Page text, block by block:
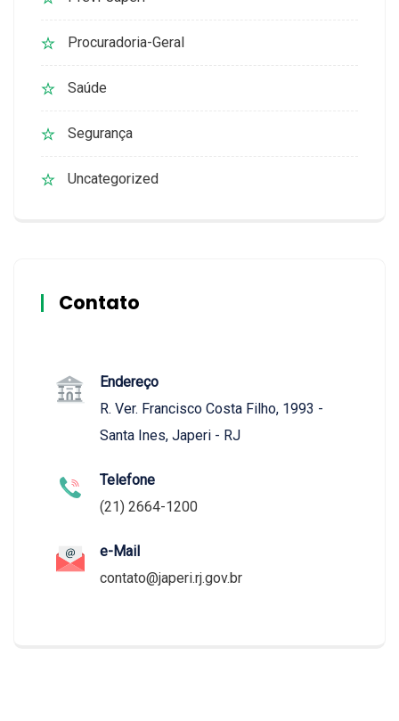
Procuradoria-Geral
Saúde
Segurança
Uncategorized
Contato
Endereço
R. Ver. Francisco Costa Filho, 1993 -
Santa Ines, Japeri - RJ
Telefone
(21) 2664-1200
e-Mail
contato@japeri.rj.gov.br